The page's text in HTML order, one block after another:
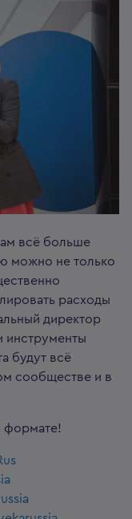
всё больше
можно не только
расходы
директор
инструменты
будут всё
сообществе и в
формате!